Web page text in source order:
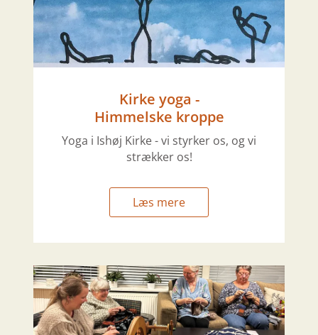
Kirke yoga -
Himmelske kroppe
Yoga i Ishøj Kirke - vi styrker os, og vi
strækker os!
Læs mere